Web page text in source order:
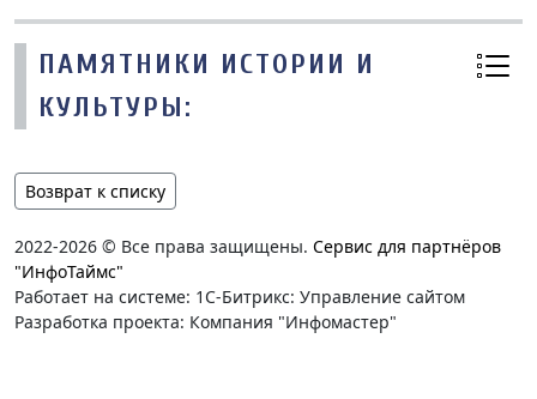
ПАМЯТНИКИ ИСТОРИИ И
КУЛЬТУРЫ:
Возврат к списку
2022-2026 © Все права защищены. Сервис для партнёров
"ИнфоТаймс"
Работает на системе: 1С-Битрикс: Управление сайтом
Разработка проекта: Компания "Инфомастер"